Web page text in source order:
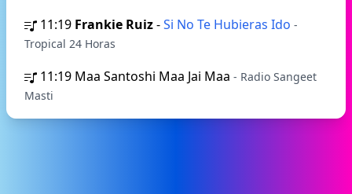
11:19 Frankie Ruiz-Si No Te Hubieras Ido -
Tropical 24 Horas
11:19 Maa Santoshi Maa Jai Maa - Radio Sangeet
Masti